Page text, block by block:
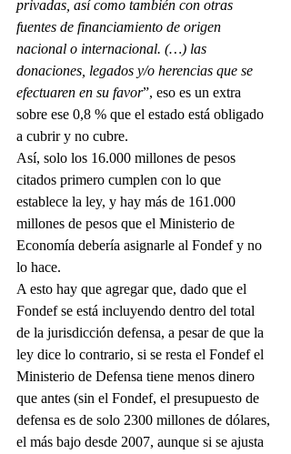
privadas, así como también con otras
fuentes de financiamiento de origen
nacional o internacional. (…) las
donaciones, legados y/o herencias que se
efectuaren en su favor”, eso es un extra
sobre ese 0,8 % que el estado está obligado
a cubrir y no cubre.
Así, solo los 16.000 millones de pesos
citados primero cumplen con lo que
establece la ley, y hay más de 161.000
millones de pesos que el Ministerio de
Economía debería asignarle al Fondef y no
lo hace.
A esto hay que agregar que, dado que el
Fondef se está incluyendo dentro del total
de la jurisdicción defensa, a pesar de que la
ley dice lo contrario, si se resta el Fondef el
Ministerio de Defensa tiene menos dinero
que antes (sin el Fondef, el presupuesto de
defensa es de solo 2300 millones de dólares,
el más bajo desde 2007, aunque si se ajusta